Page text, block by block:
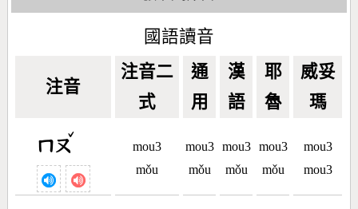
國語讀音
注音
注音二
式
通
用
漢
語
耶
魯
威妥
瑪
ㄇㄡ
ˇ
mou3
mǒu
mou3
mǒu
mou3
mǒu
mou3
mǒu
mou3
mou3